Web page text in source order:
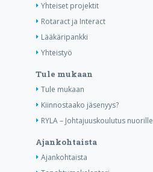
Yhteiset projektit
Rotaract ja Interact
Lääkäripankki
Yhteistyö
Tule mukaan
Tule mukaan
Kiinnostaako jäsenyys?
RYLA – Johtajuuskoulutus nuorille
Ajankohtaista
Ajankohtaista